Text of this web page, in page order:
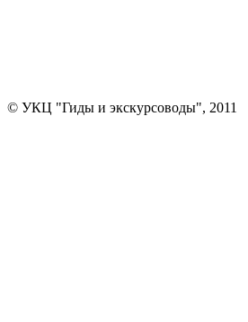
© УКЦ "Гиды и экскурсоводы", 2011